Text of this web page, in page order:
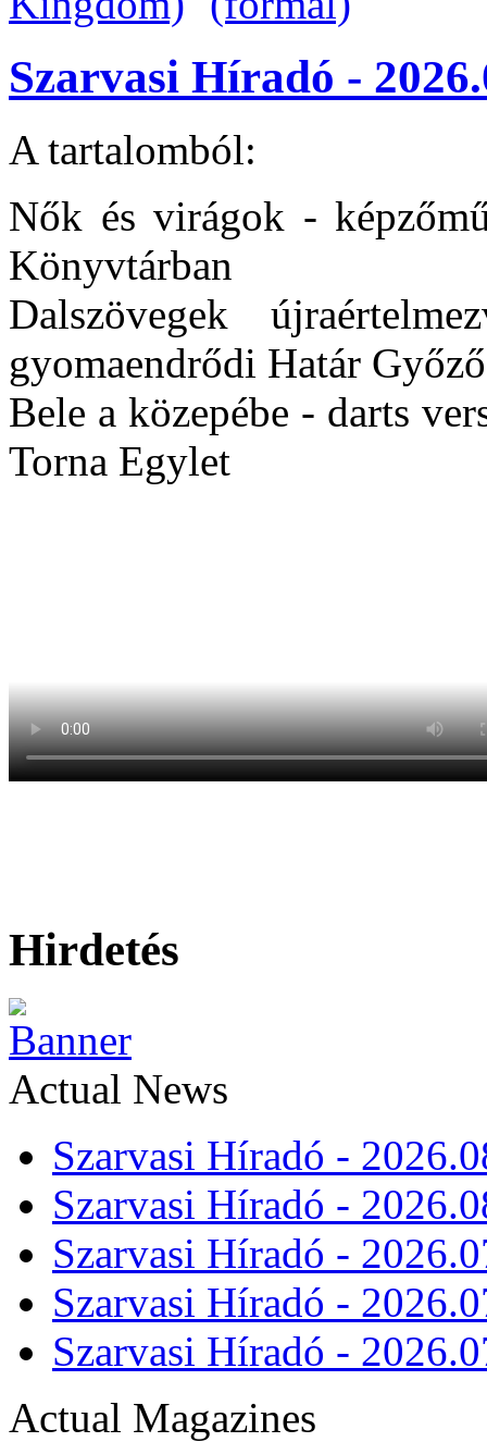
Szarvasi Híradó -
A tartalomból:
Nők és virágok -
Könyvtárban
Dalszövegek
gyomaendrődi Határ
Bele a közepébe - darts
Torna Egylet
Hirdetés
Actual News
Szarvasi Híradó -
Szarvasi Híradó -
Szarvasi Híradó -
Szarvasi Híradó -
Szarvasi Híradó -
Actual Magazines